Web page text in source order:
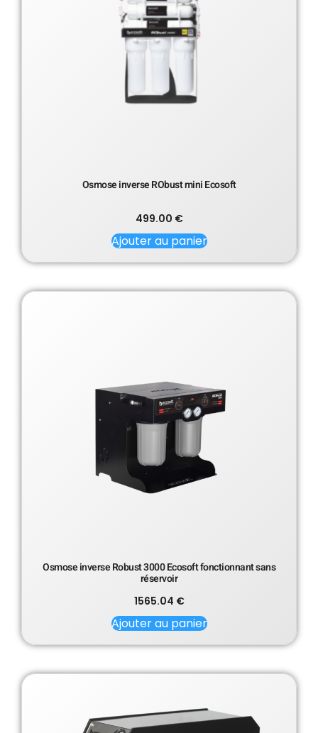
Osmose inverse RObust mini Ecosoft
499.00 €
Ajouter au panier
Osmose inverse Robust 3000 Ecosoft fonctionnant sans
réservoir
1565.04 €
Ajouter au panier